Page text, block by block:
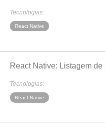
Tecnologias:
React Native
React Native: Listagem
Tecnologias:
React Native